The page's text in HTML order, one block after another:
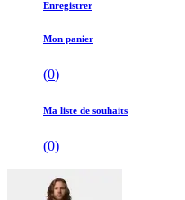
Enregistrer
Mon panier
(0)
Ma liste de souhaits
(0)